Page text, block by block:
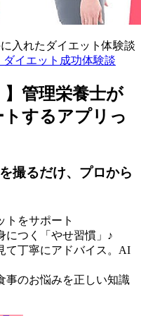
入れたダイエット体験談
ダイエット成功体験談
】管理栄養士が
するアプリっ
撮るだけ、プロから
トをサポート
につく「やせ習慣」♪
て丁寧にアドバイス。AI
事のお悩みを正しい知識